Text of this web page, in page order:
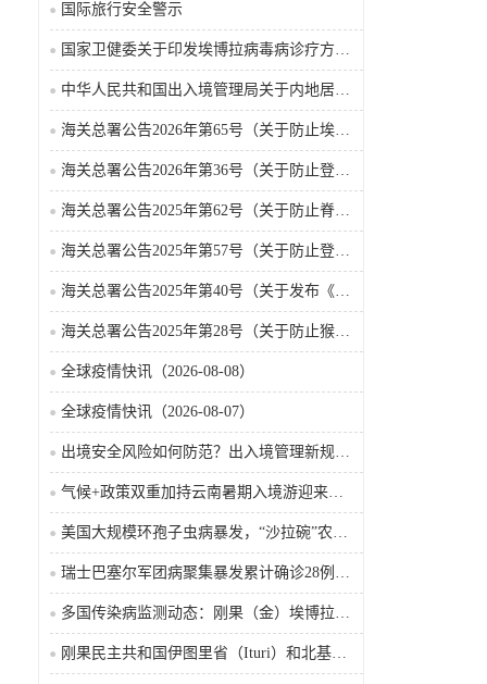
国际旅行安全警示
国家卫健委关于印发埃博拉病毒病诊疗方案（2026年版）的通知
中华人民共和国出入境管理局关于内地居民前往港澳地区定居审批条件的公告（2026-06-30）
海关总署公告2026年第65号（关于防止埃博拉病毒病疫情传入我国的公告）（2026-05-18）
海关总署公告2026年第36号（关于防止登革热疫情传入我国的公告）
海关总署公告2025年第62号（关于防止脊髓灰质炎疫情传入我国的公告）
海关总署公告2025年第57号（关于防止登革热疫情传入我国的公告）
海关总署公告2025年第40号（关于发布《国境口岸传染病监测实施办法》的公告）
海关总署公告2025年第28号（关于防止猴痘疫情传入我国的公告）
全球疫情快讯（2026-08-08）
全球疫情快讯（2026-08-07）
出境安全风险如何防范？出入境管理新规9月15日起施行
气候+政策双重加持云南暑期入境游迎来热潮
美国大规模环孢子虫病暴发，“沙拉碗”农业生产陷入低迷
瑞士巴塞尔军团病聚集暴发累计确诊28例含死亡病例
多国传染病监测动态：刚果（金）埃博拉确诊突破4000例
刚果民主共和国伊图里省（Ituri）和北基伍省（Nord-Kivu）的埃博拉·本迪布乔病毒病（2026-08-04）